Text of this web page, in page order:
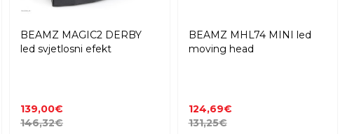
BEAMZ MAGIC2 DERBY
led svjetlosni efekt
139,00€
146,32€
BEAMZ MHL74 MINI led
moving head
124,69€
131,25€